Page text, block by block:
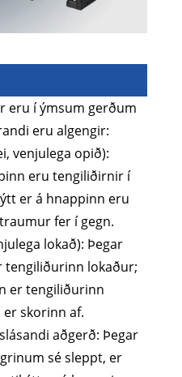
eru í ýmsum gerðum
eru algengir:
venjulega opið):
eru tengiliðirnir í
er á hnappinn eru
fer í gegn.
lokað): Þegar
tengiliðurinn lokaður;
er tengiliðurinn
skorinn af.
aðgerð: Þegar
sé sleppt, er